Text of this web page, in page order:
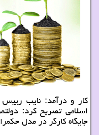
کار و درآمد: نایب
اسلامی تصریح کرد:
جایگاه کارگر در مدل